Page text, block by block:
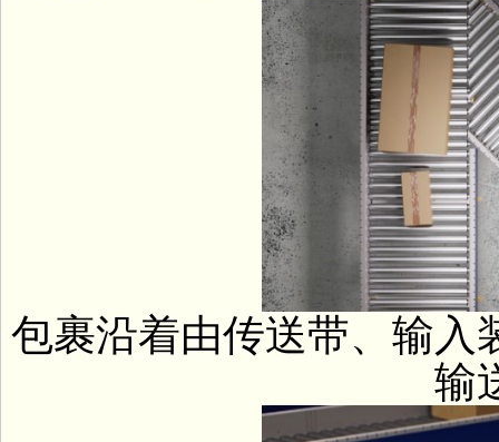
包裹沿着由传送带、输入
输